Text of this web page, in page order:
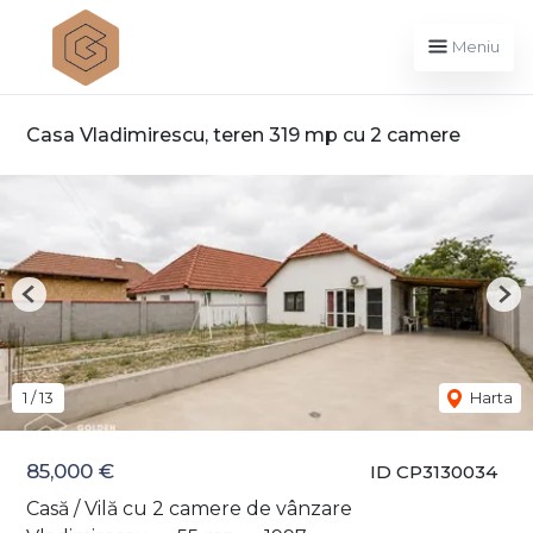
Meniu
Casa Vladimirescu, teren 319 mp cu 2 camere
ID CP3130034
85,000 €
Casă / Vilă cu 2 camere de vânzare
1 /13 Harta
Previous